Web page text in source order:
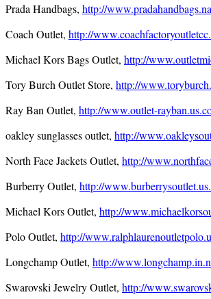
Prada Handbags, http://
Coach Outlet, http://
Michael Kors Bags Outlet, http://
Tory Burch Outlet Store, http://
Ray Ban Outlet, http://www.outlet-
oakley sunglasses outlet, http://
North Face Jackets Outlet, http://
Burberry Outlet, http://
Michael Kors Outlet, http://
Polo Outlet, http://
Longchamp Outlet, http://
Swarovski Jewelry Outlet, http://